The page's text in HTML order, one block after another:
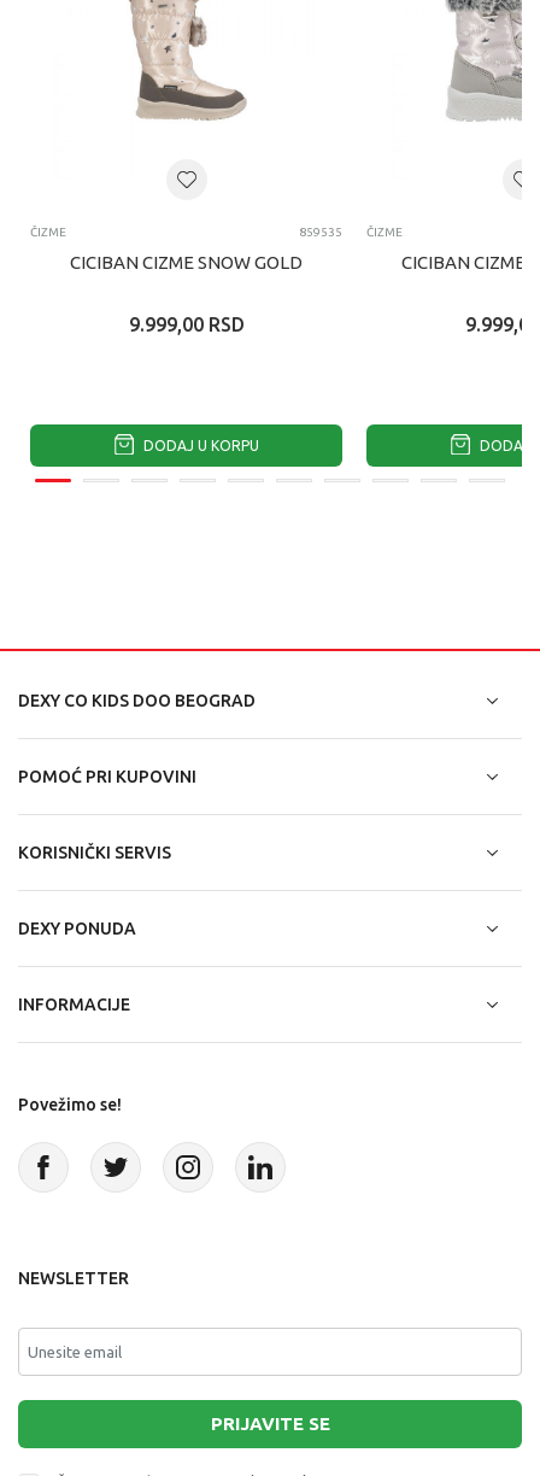
ČIZME 859535
CICIBAN CIZME SNOW GOLD
9.999,00 RSD
DODAJ U KORPU
ČIZME
CICIBAN CIZME
9.999,00
DODAJ
DEXY CO KIDS DOO BEOGRAD
POMOĆ PRI KUPOVINI
KORISNIČKI SERVIS
DEXY PONUDA
INFORMACIJE
Povežimo se!
NEWSLETTER
PRIJAVITE SE